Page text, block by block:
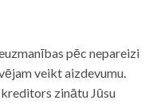
pēc nepareizi
veikt aizdevumu.
zinātu Jūsu